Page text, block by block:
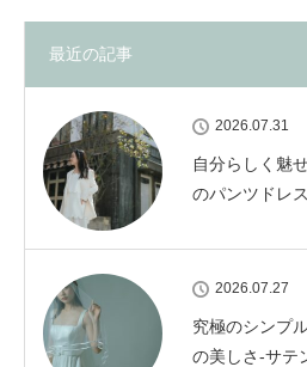
最近の記事
2026.07.31
自分らしく魅
のパンツドレス
2026.07.27
究極のシンプ
の美しさ-サテ